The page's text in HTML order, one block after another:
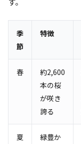
季
節
特徴
春
約2,600
本の桜
が咲き
誇る
夏
緑豊か